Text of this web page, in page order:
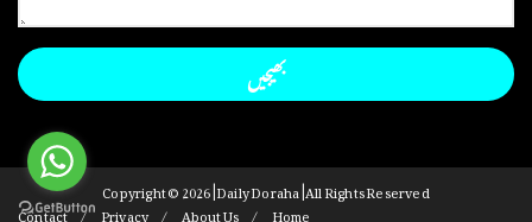
Copyright ©2026 | Daily Doraha | All Rights Reserved
Home
About Us
Privacy
Contact